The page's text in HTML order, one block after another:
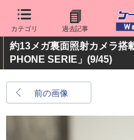
カテゴリ 過去記事
約13メガ裏面照射カメラ搭
PHONE SERIE」 (9/45)
前の画像